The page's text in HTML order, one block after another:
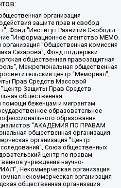
Клепиковская Екатерина Дмитриевна, Общество с ограниченной ответственностью "МЕМО", Перл Роман Александрович, Симонов Евгений Алексеевич, Соловьева Елена Анатольевна, Сотников Даниил Владимирович, Сурначева Елизавета Дмитриевна, Автономная некоммерческая организация по защите прав человека и информированию населения "Якутия – Наше Мнение", Общество с ограниченной ответственностью "Москоу диджитал медиа", с 26.01.2023 Общество с ограниченной ответственностью "Чайка Белые сады", Ветошкина Валерия Валерьевна, Заговора Максим Александрович, Межрегиональное общественное движение "Российская ЛГБТ - сеть", Оленичев Максим Владимирович, Павлов Иван Юрьевич, Скворцова Елена Сергеевна, Общество с ограниченной ответственностью "Как бы инагент", Кочетков Игорь Викторович, Общество с ограниченной ответственностью "Честные выборы", Еланчик Олег Александрович, Общество с ограниченной ответственностью "Нобелевский призыв", Гималова Регина Эмилевна, Григорьев Андрей Валерьевич, Григорьева Алина Александровна, Ассоциация по содействию защите прав призывников, альтернативнослужащих и военнослужащих "Правозащитная группа "Гражданин.Армия.Право", Хисамова Регина Фаритовна, Автономная некоммерческая организация по реализации социально-правовых программ "Лилит", Дальневосточное общественное движение "Маяк", Санкт-Петербургская ЛГБТ-инициативная группа "Выход", Инициативная группа ЛГБТ+ "Реверс", Алексеев Андрей Викторович, Бекбулатова Таисия Львовна, Беляев Иван Михайлович, Владыкина Елена Сергеевна, Гельман Марат Александрович, Никульшина Вероника Юрьевна, Толоконникова Надежда Андреевна, Шендерович Виктор Анатольевич, Общество с ограниченной ответственностью "Данное сообщение", Общество с ограниченной ответственностью Издательский дом "Новая глава", Айнбиндер Александра Александровна, Московский комьюнити-центр для ЛГБТ+инициатив, Благотворительный фонд развития филантропии, Deutsche Welle (Германия, Kurt-Schumacher-Strasse 3, 53113 Bonn), Борзунова Мария Михайловна, Воробьев Виктор Викторович, Голубева Анна Львовна, Константинова Алла Михайловна, Малкова Ирина Владимировна, Мурадов Мурад Абдулгалимович, Осетинская Елизавета Николаевна, Понасенков Евгений Николаевич, Ганапольский Матвей Юрьевич, Киселев Евгений Алексеевич, Борухович Ирина Григорьевна, Дремин Иван Тимофеевич, Дубровский Дмитрий Викторович, Красноярская региональная общественная организация поддержки и развития альтернативных образовательных технологий и межкультурных коммуникаций "ИНТЕРРА", Маяковская Екатерина Алексеевна, Фейгин Марк Захарович, Филимонов Андрей Викторович, Дзугкоева Регина Николаевна, Доброхотов Роман Александрович, Дудь Юрий Александрович, Елкин Сергей Владимирович, Кругликов Кирилл Игоревич, Сабунаева Мария Леонидовна, Семенов Алексей Владимирович, Шаинян Карен Багратович, Шульман Екатерина Михайловна, Асафьев Артур Валерьевич, Вахштайн Виктор Семенович, Венедиктов Алексей Алексеевич, Лушникова Екатерина Евгеньевна, Волков Леонид Михайлович, Невзоров Александр Глебович, Пархоменко Сергей Борисович, Сироткин Ярослав Николаевич, Кара-Мурза Владимир Владимирович, Баранова Наталья Владимировна, Гозман Леонид Яковлевич, Кагарлицкий Борис Юльевич, Климарев Михаил Валерьевич, Милов Владимир Станиславович, Автономная некоммерческая организация Краснодарский центр современного искусства "Типография", Моргенштерн Алишер Тагирович, Соболь Любовь Эдуардовна, Общество с ограниченной ответственностью "ЛИЗА НОРМ", Каспаров Гарри Кимович, Ходорковский Михаил Борисович, Общество с ограниченной ответственностью "Апрельские тезисы", Данилович Ирина Брониславовна, Кашин Олег Владимирович, Петров Николай Владимирович, Пивоваров Алексей Владимирович, Соколов Михаил Владимирович, Цветкова Юлия Владимировна, Чичваркин Евгений Александрович, Комитет против пыток/Команда против пыток, Общество с ограниченной ответственностью "Первый научный", Общество с ограниченной ответственностью "Вертолет и ко", Белоцерковская Вероника Борисовна, Кац Максим Евгеньевич, Лазарева Татьяна Юрьевна, Шаведдинов Руслан Табризович, Яшин Илья Валерьевич, Общество с ограниченной ответственностью "Иноагент ААВ", Алешковский Дмитрий Петрович, Альбац Евгения Марковна, Быков Дмитрий Львович, Галямина Юлия Евгеньевна, Лойко Сергей Леонидович, Мартынов Кирилл Константинович, Медведев Сергей Александрович, Крашенинников Федор Геннадиевич, Гордеева Катерина Вл